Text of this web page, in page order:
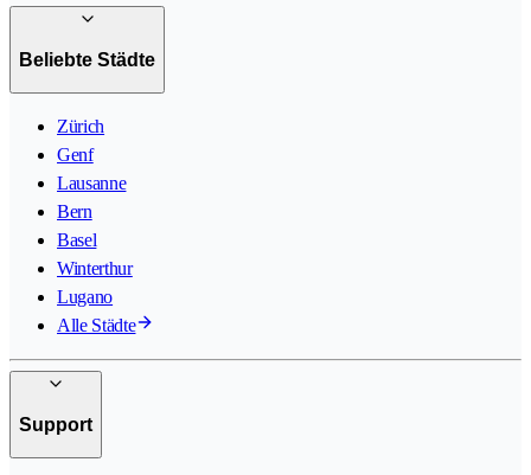
Beliebte Städte
Zürich
Genf
Lausanne
Bern
Basel
Winterthur
Lugano
Alle Städte
Support